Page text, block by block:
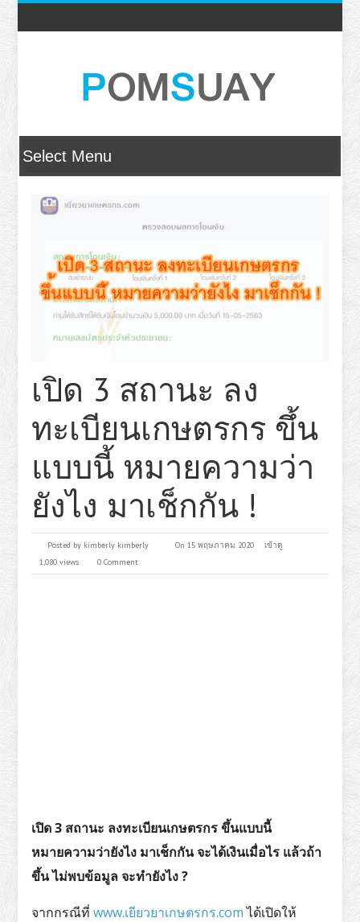
เปิด 3 สถานะ ลง
ทะเบียนเกษตรกร ขึ้น
แบบนี้ หมายความว่า
ยังไง มาเช็กกัน !
Posted by kimberly kimberly On 15 พฤษภาคม 2020
เข้าดู
1,080 views
0 Comment
เปิด 3 สถานะ ลงทะเบียนเกษตรกร ขึ้นแบบนี้
หมายความว่ายังไง มาเช็กกัน จะได้เงินเมื่อไร แล้วถ้า
ขึ้น ไม่พบข้อมูล จะทำยังไง ?
จากกรณีที่www.เยียวยาเกษตรกร.comได้เปิดให้